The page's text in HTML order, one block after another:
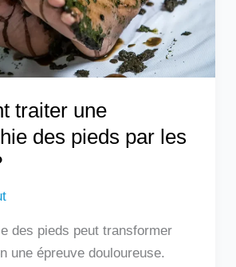
traiter une
des pieds par les
des pieds peut transformer
une épreuve douloureuse.